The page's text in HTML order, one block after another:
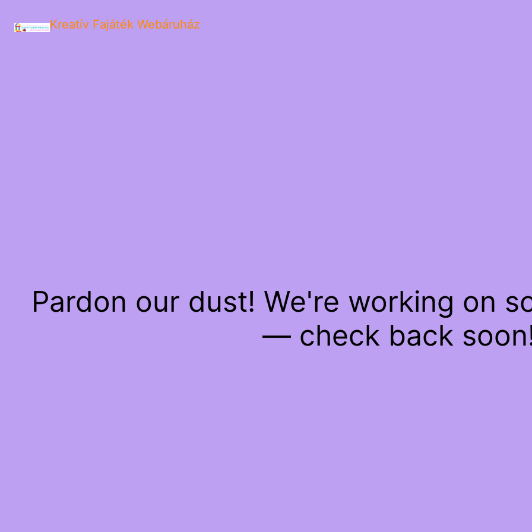
Kreatív Fajáték Webáruház
Pardon our dust! We're working on
— check back